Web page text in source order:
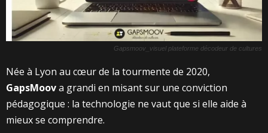
Gapsmoov_visuel plateforme décodeur de cultures
Née à Lyon au cœur de la tourmente de 2020,
GapsMoova grandi en misant sur une conviction
pédagogique : la technologie ne vaut que si elle aide à
mieux se comprendre.